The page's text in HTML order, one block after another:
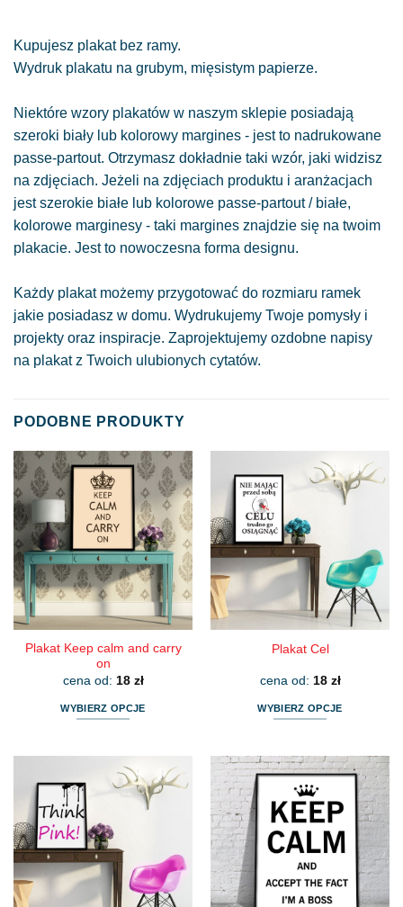
Kupujesz plakat bez ramy.
Wydruk plakatu na grubym, mięsistym papierze.
Niektóre wzory plakatów w naszym sklepie posiadają
szeroki biały lub kolorowy margines - jest to nadrukowane
passe-partout. Otrzymasz dokładnie taki wzór, jaki widzisz
na zdjęciach. Jeżeli na zdjęciach produktu i aranżacjach
jest szerokie białe lub kolorowe passe-partout / białe,
kolorowe marginesy - taki margines znajdzie się na twoim
plakacie. Jest to nowoczesna forma designu.
Każdy plakat możemy przygotować do rozmiaru ramek
jakie posiadasz w domu. Wydrukujemy Twoje pomysły i
projekty oraz inspiracje. Zaprojektujemy ozdobne napisy
na plakat z Twoich ulubionych cytatów.
PODOBNE PRODUKTY
Plakat Keep calm and carry
on
cena od: 18 zł
WYBIERZ OPCJE
wiele
wariantów.
Opcje
można
wybrać
na
stronie
Plakat Cel
cena od: 18 zł
WYBIERZ OPCJE
ma
wiele
wariantów.
Opcje
można
wybrać
na
stronie